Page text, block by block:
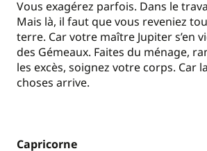
Vous exagérez parfois. Dans le
Mais là, il faut que vous reveniez
terre. Car votre maître Jupiter s’en
des Gémeaux. Faites du ménage,
les excès, soignez votre corps. Car
choses arrive.
Capricorne